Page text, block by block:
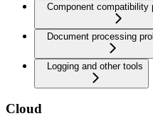
Component compatibility
Document processing
Logging and other tools
Cloud